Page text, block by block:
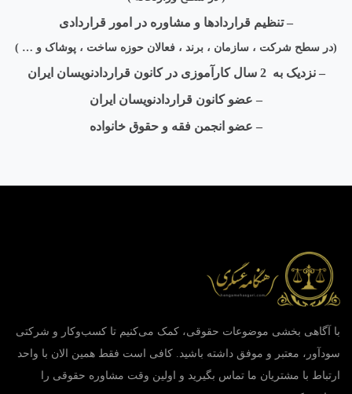
–تنظیم قراردادها و مشاوره در امور قراردادی
(در سطح شرکت ، سازمان ، برند ، فعالان حوزه ساخت ، پوشاک و … )
– نزدیک به 2 سال کارآموزی در کانون قراردادنویسان ایران
– عضو کانون قراردادنویسان ایران
– عضو انجمن فقه و حقوق خانواده
با آگاهی بخشی موضوعات حقوقی، کمک می‌‎کنیم تا کسب‌وکار و شرکتی
سودآور، معتبر و موفق داشته باشید. کافی است فقط همین الان با واحد
ارتباط با مشتریان ما تماس بگیرید و اولین وقت مشاوره حقوقی را